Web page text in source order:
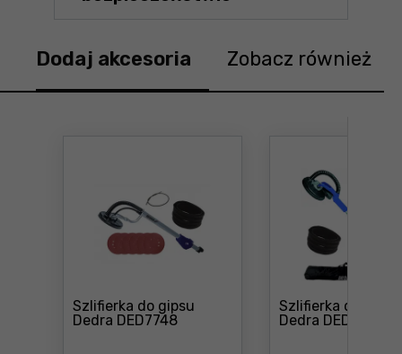
Dodaj akcesoria Zobacz również
Szlifierka do gipsu
Dedra DED7748
Cena: 409 ,99 zł
Szlifierka do gipsu
Dedra DED7743